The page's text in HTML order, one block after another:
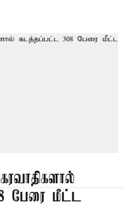
பேரை மீட்ட